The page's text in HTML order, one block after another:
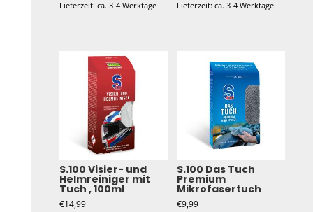
Lieferzeit: ca. 3-4 Werktage
Lieferzeit: ca. 3-4 Werktage
S.100 Visier- und
Helmreiniger mit
Tuch , 100ml
€14,99
S.100 Das Tuch
Premium
Mikrofasertuch
€9,99